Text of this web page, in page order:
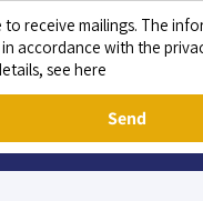
to receive mailings. The
accordance with the
see here
Send